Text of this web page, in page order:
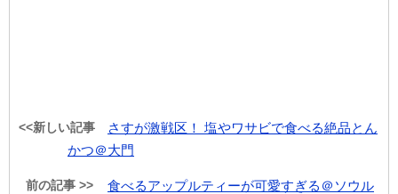
<<新しい記事
さすが激戦区！ 塩やワサビで食べる絶品とん
かつ＠大門
前の記事 >>
食べるアップルティーが可愛すぎる＠ソウル